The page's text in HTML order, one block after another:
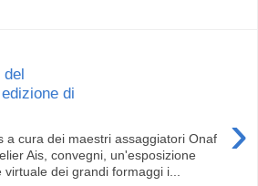
del
di
›
a cura dei maestri assaggiatori Onaf
Ais, convegni, un'esposizione
dei grandi formaggi i...